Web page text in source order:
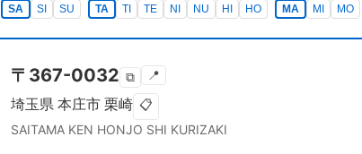
SA SI SU TA TI TE NI NU HI HO MA MI MO
〒 367-0032 ⧉ 📍
埼玉県 本庄市 栗崎 📋
SAITAMA KEN HONJO SHI KURIZAKI